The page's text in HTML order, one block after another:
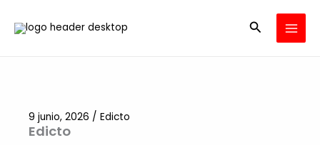
Buscar
Edicto
9 junio, 2026 / Edicto